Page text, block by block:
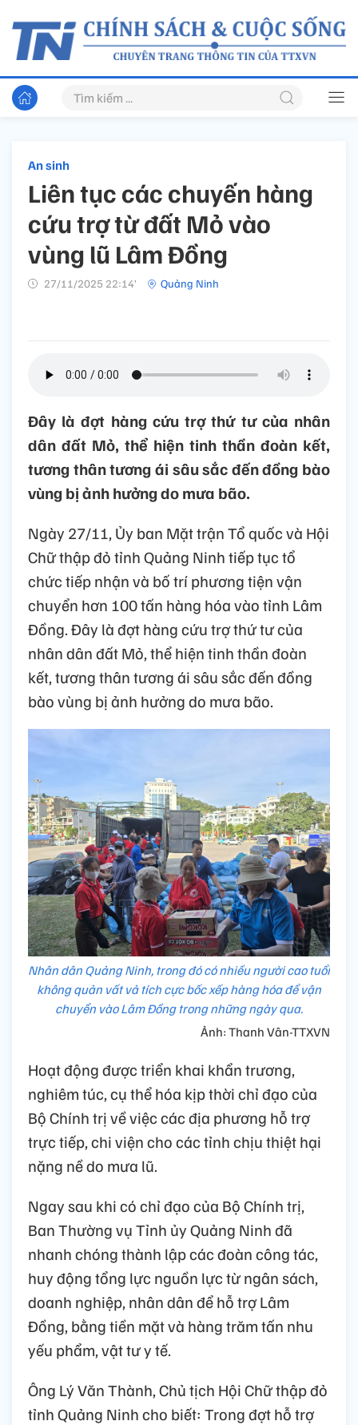
An sinh
Liên tục các chuyến hàng
cứu trợ từ đất Mỏ vào
vùng lũ Lâm Đồng
27/11/2025 22:14’ Quảng Ninh
Đây là đợt hàng cứu trợ thứ tư của nhân
dân đất Mỏ, thể hiện tinh thần đoàn kết,
tương thân tương ái sâu sắc đến đồng bào
vùng bị ảnh hưởng do mưa bão.
Ngày 27/11, Ủy ban Mặt trận Tổ quốc và Hội
Chữ thập đỏ tỉnh Quảng Ninh tiếp tục tổ
chức tiếp nhận và bố trí phương tiện vận
chuyển hơn 100 tấn hàng hóa vào tỉnh Lâm
Đồng. Đây là đợt hàng cứu trợ thứ tư của
nhân dân đất Mỏ, thể hiện tinh thần đoàn
kết, tương thân tương ái sâu sắc đến đồng
bào vùng bị ảnh hưởng do mưa bão.
Nhân dân Quảng Ninh, trong đó có nhiều người cao tuổi
không quản vất vả tích cực bốc xếp hàng hóa để vận
chuyển vào Lâm Đồng trong những ngày qua.
Ảnh: Thanh Vân-TTXVN
Hoạt động được triển khai khẩn trương,
nghiêm túc, cụ thể hóa kịp thời chỉ đạo của
Bộ Chính trị về việc các địa phương hỗ trợ
trực tiếp, chi viện cho các tỉnh chịu thiệt hại
nặng nề do mưa lũ.
Ngay sau khi có chỉ đạo của Bộ Chính trị,
Ban Thường vụ Tỉnh ủy Quảng Ninh đã
nhanh chóng thành lập các đoàn công tác,
huy động tổng lực nguồn lực từ ngân sách,
doanh nghiệp, nhân dân để hỗ trợ Lâm
Đồng, bằng tiền mặt và hàng trăm tấn nhu
yếu phẩm, vật tư y tế.
Ông Lý Văn Thành, Chủ tịch Hội Chữ thập đỏ
tỉnh Quảng Ninh cho biết: Trong đợt hỗ trợ